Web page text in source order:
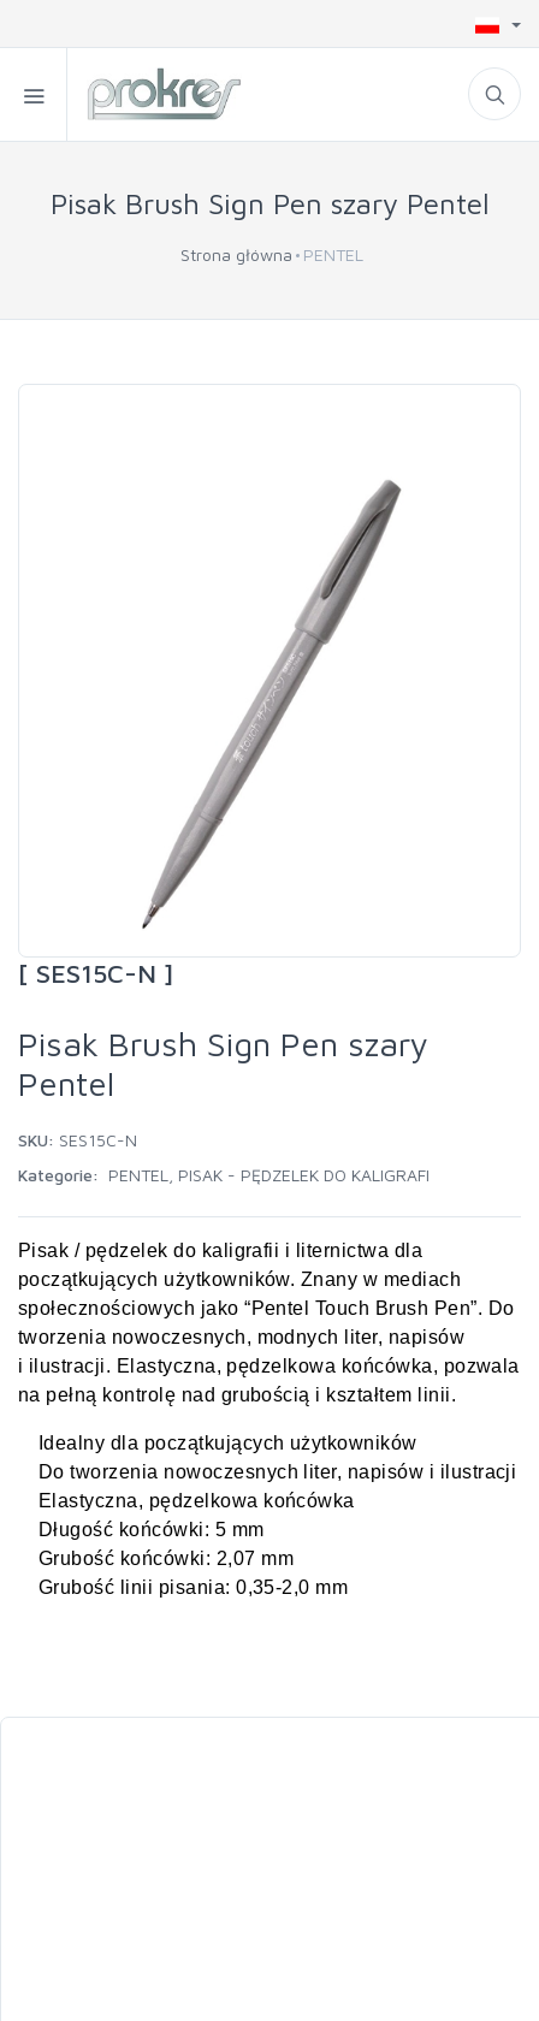
Pisak Brush Sign Pen szary Pentel
Strona główna PENTEL
[ SES15C-N ]
Pisak Brush Sign Pen szary
Pentel
SKU: SES15C-N
Kategorie:
PENTEL PISAK - PĘDZELEK DO KALIGRAFI
Pisak / pędzelek do kaligrafii i liternictwa dla
początkujących użytkowników. Znany w mediach
społecznościowych jako “Pentel Touch Brush Pen”. Do
tworzenia nowoczesnych, modnych liter, napisów
i ilustracji. Elastyczna, pędzelkowa końcówka, pozwala
na pełną kontrolę nad grubością i kształtem linii.
Idealny dla początkujących użytkowników
Do tworzenia nowoczesnych liter, napisów i ilustracji
Elastyczna, pędzelkowa końcówka
Długość końcówki: 5 mm
Grubość końcówki: 2,07 mm
Grubość linii pisania: 0,35-2,0 mm